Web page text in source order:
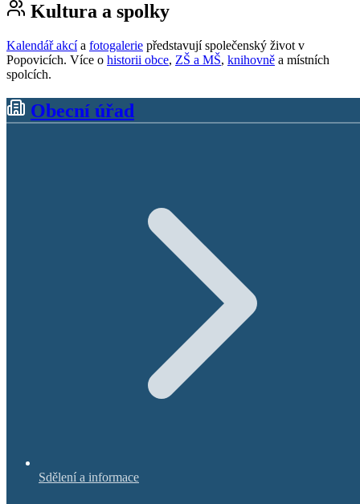
Kultura a spolky
Kalendář akcía fotogalerie představují společenský život v
Popovicích. Více o historii obce, ZŠ a MŠ, knihovně a místních
spolcích.
Obecní úřad
Sdělení a informace